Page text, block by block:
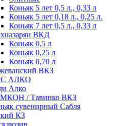
Коньяк 5 лет 0,5 л., 0,33 л
Коньяк 5 лет 0,18 л., 0,25 л.
Коньяк 7 лет 0,5 л., 0,33 л
ВКД
Коньяк 0,5 л
Коньяк 0,25 л
Коньяк 0,70 л
ВКЗ
АЛКО
Алко
/ Тавинко ВКЗ
сувенирный Сабля
КЗ